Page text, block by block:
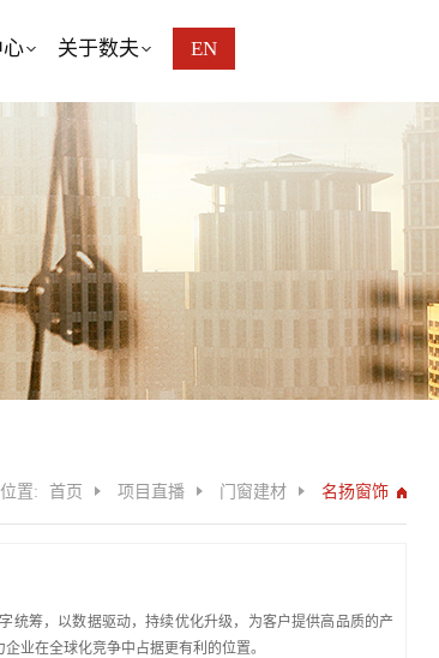
关于数夫 EN
置: 首页 项目直播 门窗建材 名扬窗饰
统筹，以数据驱动，持续优化升级，为客户提供高品质的产
业在全球化竞争中占据更有利的位置。